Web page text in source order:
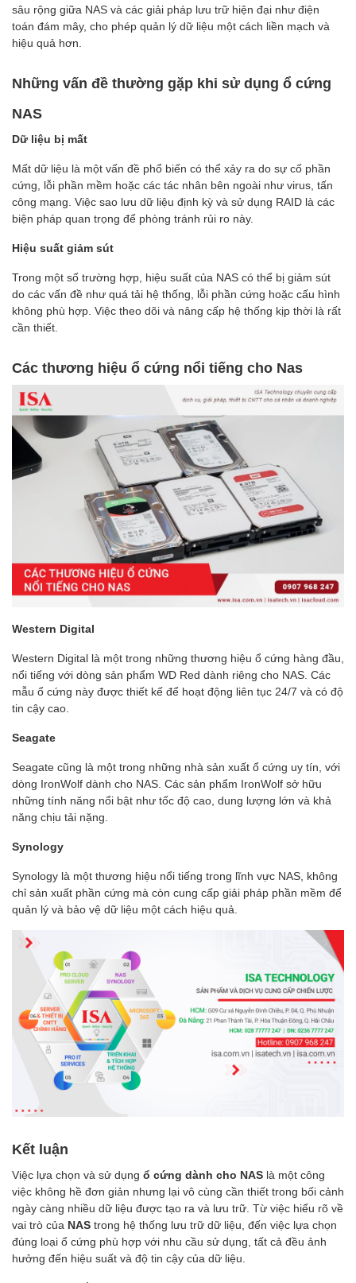
sâu rộng giữa NAS và các giải pháp lưu trữ hiện đại như điện
toán đám mây, cho phép quản lý dữ liệu một cách liền mạch và
hiệu quả hơn.
Những vấn đề thường gặp khi sử dụng ổ cứng
NAS
Dữ liệu bị mất
Mất dữ liệu là một vấn đề phổ biến có thể xảy ra do sự cố phần
cứng, lỗi phần mềm hoặc các tác nhân bên ngoài như virus, tấn
công mạng. Việc sao lưu dữ liệu định kỳ và sử dụng RAID là các
biện pháp quan trọng để phòng tránh rủi ro này.
Hiệu suất giảm sút
Trong một số trường hợp, hiệu suất của NAS có thể bị giảm sút
do các vấn đề như quá tải hệ thống, lỗi phần cứng hoặc cấu hình
không phù hợp. Việc theo dõi và nâng cấp hệ thống kịp thời là rất
cần thiết.
Các thương hiệu ổ cứng nổi tiếng cho Nas
Western Digital
Western Digital là một trong những thương hiệu ổ cứng hàng đầu,
nổi tiếng với dòng sản phẩm WD Red dành riêng cho NAS. Các
mẫu ổ cứng này được thiết kế để hoạt động liên tục 24/7 và có độ
tin cậy cao.
Seagate
Seagate cũng là một trong những nhà sản xuất ổ cứng uy tín, với
dòng IronWolf dành cho NAS. Các sản phẩm IronWolf sở hữu
những tính năng nổi bật như tốc độ cao, dung lượng lớn và khả
năng chịu tải nặng.
Synology
Synology là một thương hiệu nổi tiếng trong lĩnh vực NAS, không
chỉ sản xuất phần cứng mà còn cung cấp giải pháp phần mềm để
quản lý và bảo vệ dữ liệu một cách hiệu quả.
Kết luận
Việc lựa chọn và sử dụng ổ cứng dành cho NAS là một công
việc không hề đơn giản nhưng lại vô cùng cần thiết trong bối cảnh
ngày càng nhiều dữ liệu được tạo ra và lưu trữ. Từ việc hiểu rõ về
vai trò của NAS trong hệ thống lưu trữ dữ liệu, đến việc lựa chọn
đúng loại ổ cứng phù hợp với nhu cầu sử dụng, tất cả đều ảnh
hưởng đến hiệu suất và độ tin cậy của dữ liệu.